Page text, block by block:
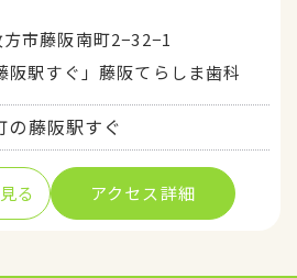
市藤阪南町2−32−1
阪駅すぐ」藤阪てらしま歯科
の藤阪駅すぐ
る アクセス詳細